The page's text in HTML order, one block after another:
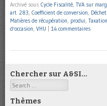
Archivé sous Cycle Fiscalité, TVA sur
art. 283, Coefficient de conversion,
Matières de récupération, produi,
d'occasion, VHU 14 commentaires
Chercher sur A&SI…
Search
Thèmes